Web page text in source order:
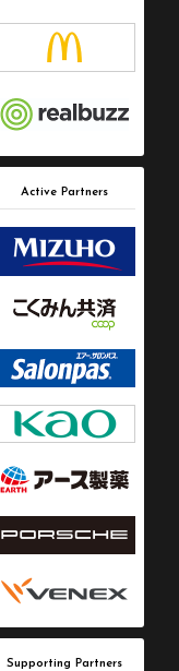
Active Partners
Supporting Partners